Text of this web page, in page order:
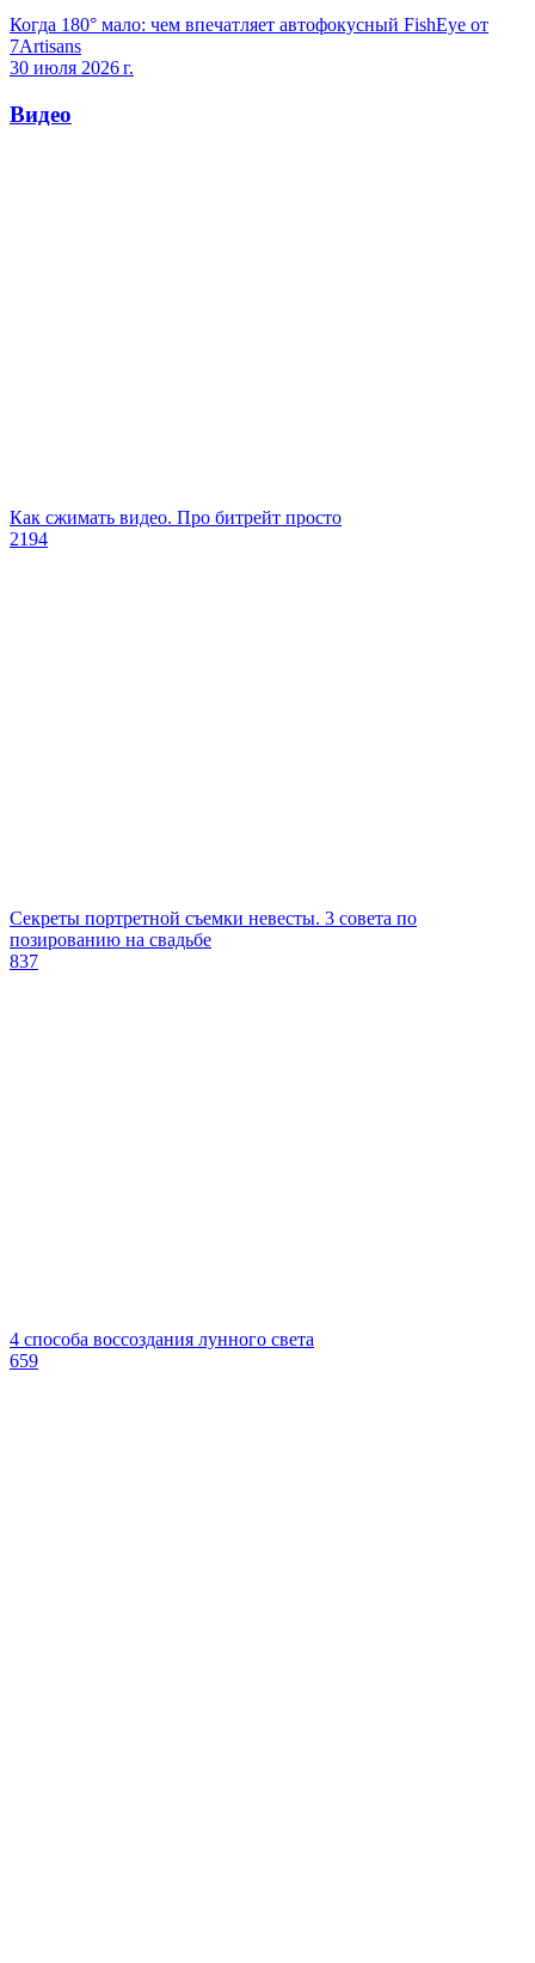
Когда 180° мало: чем впечатляет автофокусный FishEye от
7Artisans
30 июля 2026 г.
Видео
Как сжимать видео. Про битрейт просто
2194
Секреты портретной съемки невесты. 3 совета по
позированию на свадьбе
837
4 способа воссоздания лунного света
659